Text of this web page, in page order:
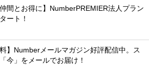
仲間とお得に】NumberPREMIER法人プラン
ート！
料】Numberメールマガジン好評配信中。ス
今」をメールでお届け！